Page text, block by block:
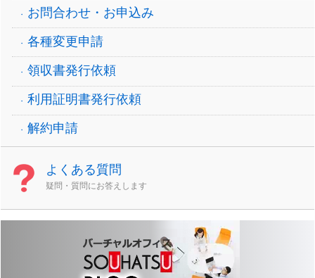
お問合わせ・お申込み
各種変更申請
領収書発行依頼
利用証明書発行依頼
解約申請
よくある質問
疑問・質問にお答えします